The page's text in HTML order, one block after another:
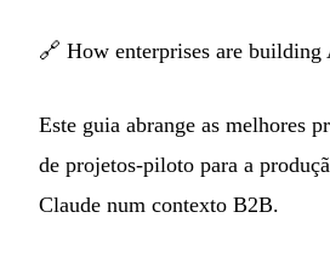
🔗 How enterprises are building
Este guia abrange as melhores
de projetos-piloto para a
Claude num contexto B2B.